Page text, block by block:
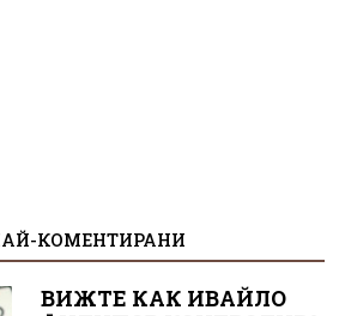
КОМЕНТИРАНИ
ВИЖТЕ КАК ИВАЙЛО